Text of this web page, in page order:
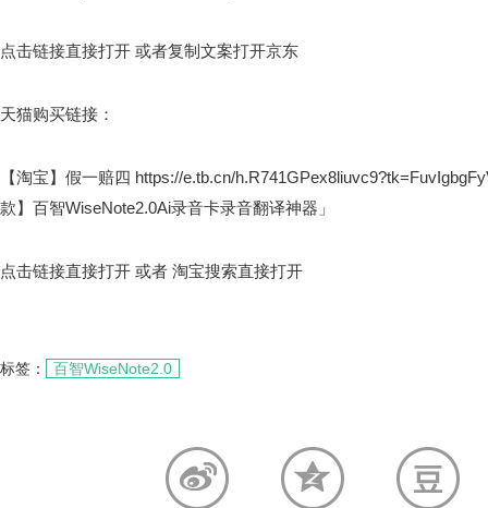
点击链接直接打开 或者复制文案打开京东
天猫购买链接：
【淘宝】假一赔四 https://e.tb.cn/
款】百智WiseNote2.0Ai录音卡录音翻译神器」
点击链接直接打开 或者 淘宝搜索直接打开
标签： 百智WiseNote2.0